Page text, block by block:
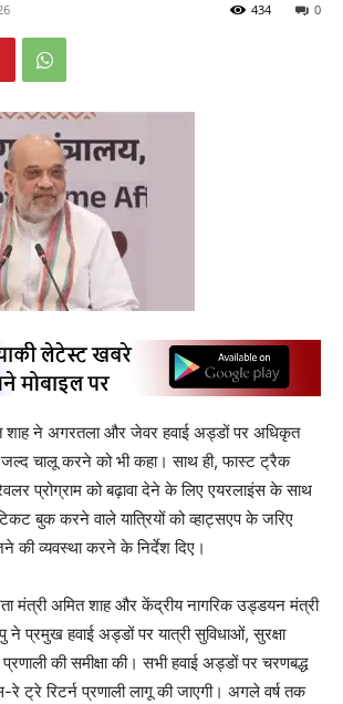
0
434
शाह ने अगरतला और जेवर हवाई अड्डों पर अधिकृत
चालू करने को भी कहा। साथ ही, फास्ट ट्रैक
प्रोग्राम को बढ़ावा देने के लिए एयरलाइंस के साथ
बुक करने वाले यात्रियों को व्हाट्सएप के जरिए
व्यवस्था करने के निर्देश दिए।
मंत्री अमित शाह और केंद्रीय नागरिक उड्डयन मंत्री
ने प्रमुख हवाई अड्डों पर यात्री सुविधाओं, सुरक्षा
की समीक्षा की। सभी हवाई अड्डों पर चरणबद्ध
ट्रे रिटर्न प्रणाली लागू की जाएगी। अगले वर्ष तक